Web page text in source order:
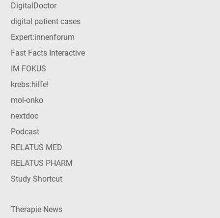
DigitalDoctor
digital patient cases
Expert:innenforum
Fast Facts Interactive
IM FOKUS
krebs:hilfe!
mol-onko
nextdoc
Podcast
RELATUS MED
RELATUS PHARM
Study Shortcut
Therapie News